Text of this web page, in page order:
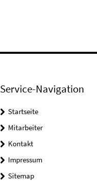
Service-Navigation
Startseite
Mitarbeiter
Kontakt
Impressum
Sitemap